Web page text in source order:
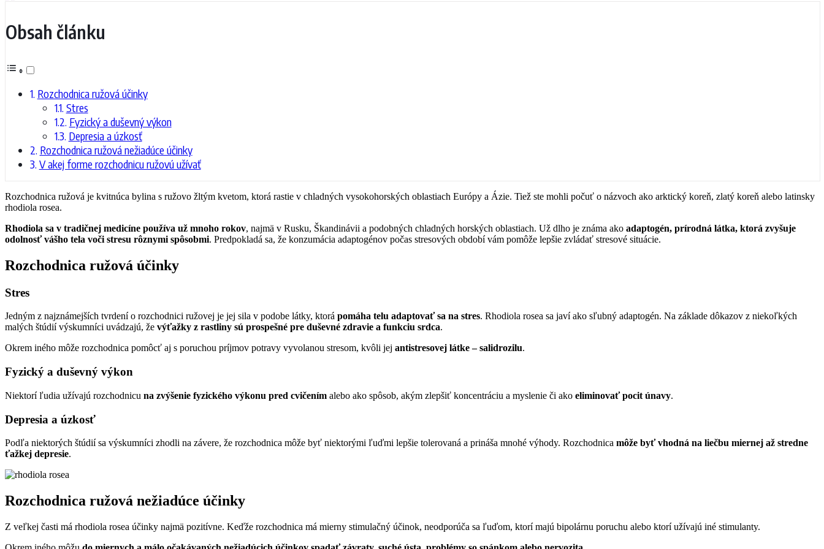
Obsah článku
Rozchodnica ružová účinky
Stres
Fyzický a duševný výkon
Depresia a úzkosť
Rozchodnica ružová nežiadúce účinky
V akej forme rozchodnicu ružovú užívať
Rozchodnica ružová je kvitnúca bylina s ružovo žltým kvetom, ktorá rastie v chladných vysokohorských oblastiach Európy a Ázie. Tiež ste mohli počuť o názvoch ako arktický koreň, zlatý koreň alebo latinsky
rhodiola rosea.
Rhodiola sa v tradičnej medicíne používa už mnoho rokov, najmä v Rusku, Škandinávii a podobných chladných horských oblastiach. Už dlho je známa ako adaptogén, prírodná látka, ktorá zvyšuje
odolnosť vášho tela voči stresu rôznymi spôsobmi. Predpokladá sa, že konzumácia adaptogénov počas stresových období vám pomôže lepšie zvládať stresové situácie.
Rozchodnica ružová účinky
Stres
Jedným z najznámejších tvrdení o rozchodnici ružovej je jej sila v podobe látky, ktorá pomáha telu adaptovať sa na stres. Rhodiola rosea sa javí ako sľubný adaptogén. Na základe dôkazov z niekoľkých
malých štúdií výskumníci uvádzajú, že výťažky z rastliny sú prospešné pre duševné zdravie a funkciu srdca.
Okrem iného môže rozchodnica pomôcť aj s poruchou príjmov potravy vyvolanou stresom, kvôli jej antistresovej látke – salidrozilu.
Fyzický a duševný výkon
Niektorí ľudia užívajú rozchodnicu na zvýšenie fyzického výkonu pred cvičením alebo ako spôsob, akým zlepšiť koncentráciu a myslenie či ako eliminovať pocit únavy.
Depresia a úzkosť
Podľa niektorých štúdií sa výskumníci zhodli na závere, že rozchodnica môže byť niektorými ľuďmi lepšie tolerovaná a prináša mnohé výhody. Rozchodnica môže byť vhodná na liečbu miernej až stredne
ťažkej depresie.
Rozchodnica ružová nežiadúce účinky
Z veľkej časti má rhodiola rosea účinky najmä pozitívne. Keďže rozchodnica má mierny stimulačný účinok, neodporúča sa ľuďom, ktorí majú bipolárnu poruchu alebo ktorí užívajú iné stimulanty.